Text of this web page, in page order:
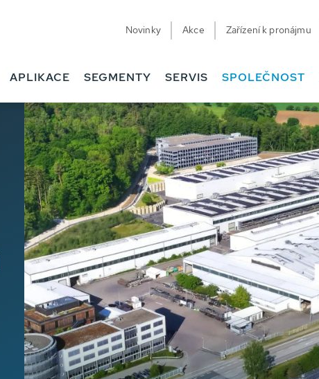
Novinky Akce Zařízení k pronájmu
APLIKACE SEGMENTY SERVIS SPOLEČNOST